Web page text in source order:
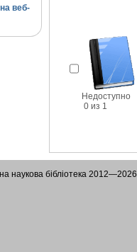
веб-
Недоступно
0 из 1
наукова бібліотека 2012—2026